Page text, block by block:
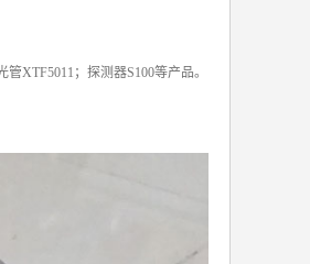
XTF5011；探测器S100等产品。